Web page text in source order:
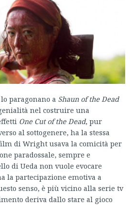
lo paragonano a Shaun of the Dead
nel costruire una
One Cut of the Dead, pur
al sottogenere, ha la stessa
di Wright usava la comicità per
paradossale, sempre e
di Ueda non vuole evocare
la partecipazione emotiva a
senso, è più vicino alla serie tv
deriva dallo stare al gioco